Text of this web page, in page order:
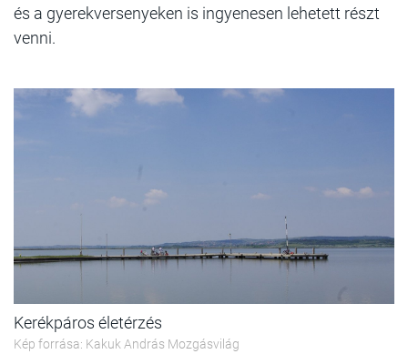
és a gyerekversenyeken is ingyenesen lehetett részt
venni.
Kerékpáros életérzés
Kép forrása: Kakuk András Mozgásvilág